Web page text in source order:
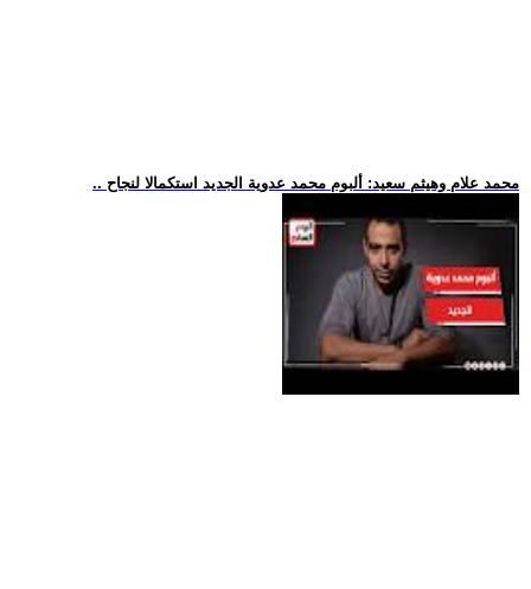
.. محمد علام وهيثم سعيد: ألبوم محمد عدوية الجديد استكمالا لنجاح